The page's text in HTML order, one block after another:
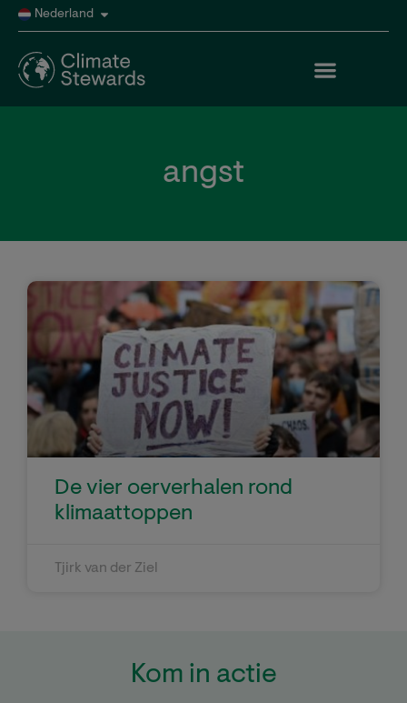
Nederland
angst
De vier oerverhalen rond
klimaattoppen
Tjirk van der Ziel
Kom in actie